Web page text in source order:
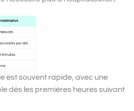
est souvent rapide, avec une
dès les premières heures suivant